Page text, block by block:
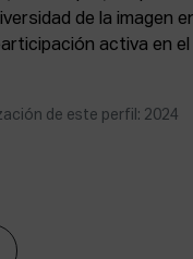
de la imagen
activa en
de este perfil: 2024